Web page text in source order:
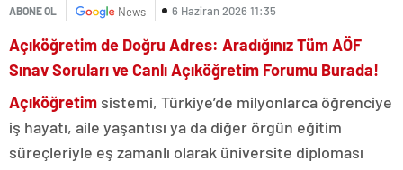
ABONE OL News 6 Haziran 2026 11:35
Açıköğretim de Doğru Adres: Aradığınız Tüm AÖF
Sınav Soruları ve Canlı Açıköğretim Forumu Burada!
Açıköğretim sistemi, Türkiye’de milyonlarca öğrenciye
iş hayatı, aile yaşantısı ya da diğer örgün eğitim
süreçleriyle eş zamanlı olarak üniversite diploması